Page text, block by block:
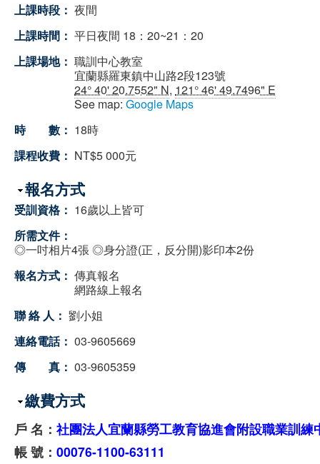
上課時段： 夜間
上課時間： 平日夜間 18：20~21：20
上課場地： 職訓中心教室
宜蘭縣羅東鎮中山路2段123號
24° 40' 20.7552" N, 121° 46' 49.7496" E
See map:Google Maps
時 數： 18時
課程收費： NT$5 000元
隱藏
報名方式
受訓資格： 16歲以上皆可
所需文件：
◎一吋相片4張 ◎身分證(正，反分開)影印本2份
報名方式： 傳真報名
網路線上報名
聯 絡 人： 劉小姐
連絡電話： 03-9605669
傳 真： 03-9605359
隱藏
繳費方式
戶 名： 社團法人宜蘭縣勞工教育協進會附設職業訓練
帳 號： 00076-1100-63111